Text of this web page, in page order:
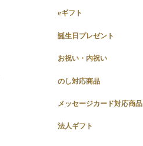
eギフト
誕生日プレゼント
お祝い・内祝い
のし対応商品
メッセージカード対応商品
法人ギフト